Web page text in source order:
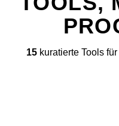
15kuratierte Tools